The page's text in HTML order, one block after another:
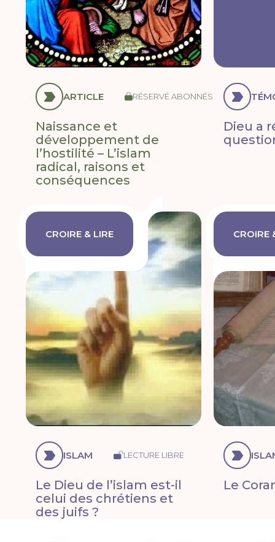
ARTICLE RÉSERVÉ ABONNÉS
Naissance et
développement de
l’hostilité – L’islam
radical, raisons et
conséquences
Dieu a
CROIRE & LIRE
ISLAM LECTURE LIBRE
Le Dieu de l’islam est-il
celui des chrétiens et
des juifs ?
CROIRE
Le